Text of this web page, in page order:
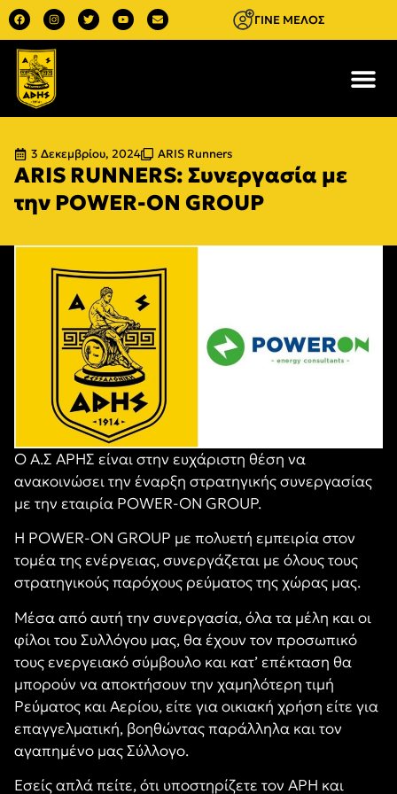
ΓΙΝΕ ΜΕΛΟΣ
3 Δεκεμβρίου, 2024 ARIS Runners
ARIS RUNNERS: Συνεργασία με
την POWER-ON GROUP
Ο Α.Σ ΑΡΗΣ είναι στην ευχάριστη θέση να
ανακοινώσει την έναρξη στρατηγικής συνεργασίας
με την εταιρία POWER-ON GROUP.
Η POWER-ON GROUP με πολυετή εμπειρία στον
τομέα της ενέργειας, συνεργάζεται με όλους τους
στρατηγικούς παρόχους ρεύματος της χώρας μας.
Μέσα από αυτή την συνεργασία, όλα τα μέλη και οι
φίλοι του Συλλόγου μας, θα έχουν τον προσωπικό
τους ενεργειακό σύμβουλο και κατ’ επέκταση θα
μπορούν να αποκτήσουν την χαμηλότερη τιμή
Ρεύματος και Αερίου, είτε για οικιακή χρήση είτε για
επαγγελματική, βοηθώντας παράλληλα και τον
αγαπημένο μας Σύλλογο.
Εσείς απλά πείτε, ότι υποστηρίζετε τον ΑΡΗ και